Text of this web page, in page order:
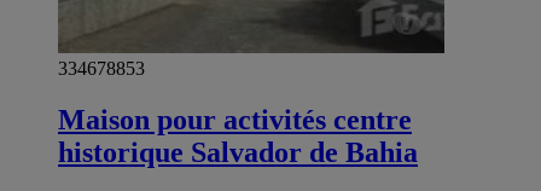
334678853
Maison pour activités centre
historique Salvador de Bahia